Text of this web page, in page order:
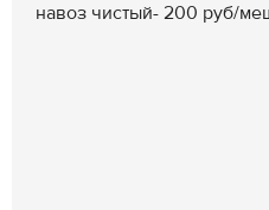
навоз чистый- 200 руб/